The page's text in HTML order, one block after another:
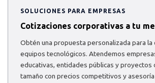
SOLUCIONES PARA EMPRESAS
Cotizaciones corporativas a tu
Obtén una propuesta personalizada para la
equipos tecnológicos. Atendemos
educativas, entidades públicas y proyectos
tamaño con precios competitivos y